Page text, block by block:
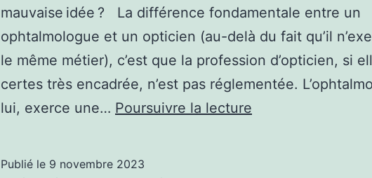
mauvaise idée ? La différence fondamentale entre un
ophtalmologue et un opticien (au-delà du fait qu’il
le même métier), c’est que la profession d’opticien, si
certes très encadrée, n’est pas réglementée.
lui, exerce une… Poursuivre la lecture
Publié le 9 novembre 2023